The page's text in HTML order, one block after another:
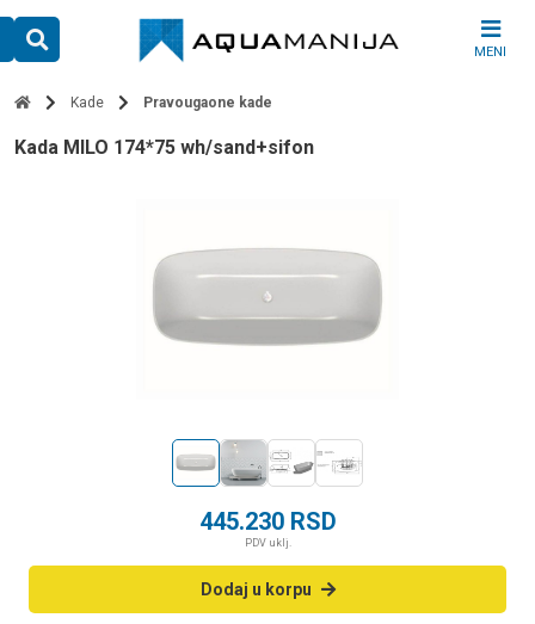
content
MENI
Kade Pravougaone kade
kada MILO 174*75 wh/sand+sifon
445.230 RSD
PDV uklj.
Dodaj u korpu